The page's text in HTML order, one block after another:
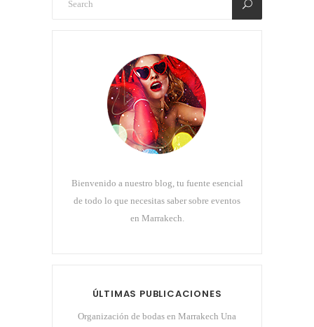
Bienvenido a nuestro blog, tu fuente esencial
de todo lo que necesitas saber sobre eventos
en Marrakech.
ÚLTIMAS PUBLICACIONES
Organización de bodas en Marrakech Una